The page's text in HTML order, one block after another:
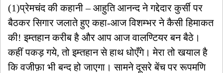
(1)प्रेमचंद की कहानी – आहुति आनन्द ने गद्देदार कुर्सी पर
बैठकर सिगार जलाते हुए कहा-आज विशम्भर ने कैसी हिमाकत
की! इम्तहान करीब है और आप आज वालण्टियर बन बैठे।
कहीं पकड़ गये, तो इम्तहान से हाथ धोएँगे। मेरा तो खयाल है
कि वजीफ़ा भी बन्द हो जाएगा। सामने दूसरे बेंच पर रूपमणि